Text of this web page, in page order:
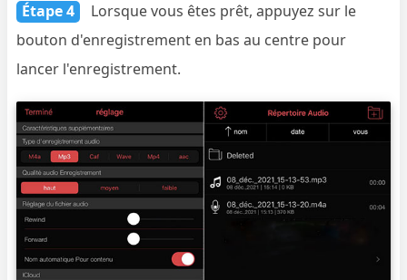
Étape 4
Lorsque vous êtes prêt, appuyez sur le
bouton d'enregistrement en bas au centre pour
lancer l'enregistrement.